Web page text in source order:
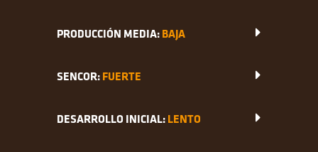
PRODUCCIÓN MEDIA:BAJA
SENCOR:FUERTE
DESARROLLO INICIAL:LENTO